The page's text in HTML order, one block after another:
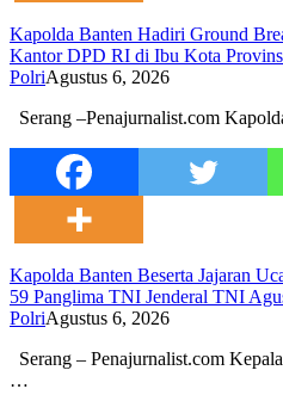
Kapolda Banten Hadiri Ground
Kantor DPD RI di Ibu Kota
PolriAgustus 6, 2026
Serang –Penajurnalist.com
Kapolda Banten Beserta Jajaran
59 Panglima TNI Jenderal TNI
PolriAgustus 6, 2026
Serang – Penajurnalist.com
…